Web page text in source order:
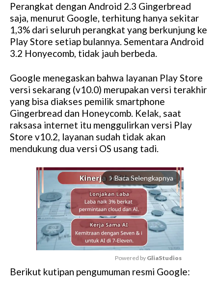
Perangkat dengan Android 2.3 Gingerbread
saja, menurut Google, terhitung hanya sekitar
1,3% dari seluruh perangkat yang berkunjung ke
Play Store setiap bulannya. Sementara Android
3.2 Honyecomb, tidak jauh berbeda.
Google menegaskan bahwa layanan Play Store
versi sekarang (v10.0) merupakan versi terakhir
yang bisa diakses pemilik smartphone
Gingerbread dan Honeycomb. Kelak, saat
raksasa internet itu menggulirkan versi Play
Store v10.2, layanan sudah tidak akan
mendukung dua versi OS usang tadi.
arrow_forward_ios Baca Selengkapnya
M
Powered by GliaStudios
Berikut kutipan pengumuman resmi Google: